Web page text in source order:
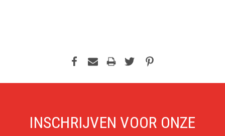
INSCHRIJVEN VOOR ONZE